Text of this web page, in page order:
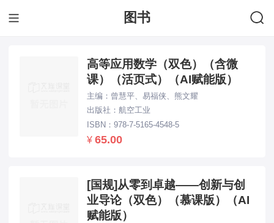
图书
高等应用数学（双色）（含微
课）（活页式）（AI赋能版）
主编：曾慧平、易福侠、熊文耀
出版社：航空工业
ISBN：978-7-5165-4548-5
¥65.00
[国规]从零到卓越——创新与创
业导论（双色）（慕课版）（AI
赋能版）